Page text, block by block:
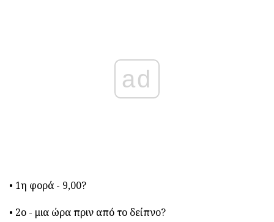
ad
• 1η φορά - 9,00?
• 2ο - μια ώρα πριν από το δείπνο?